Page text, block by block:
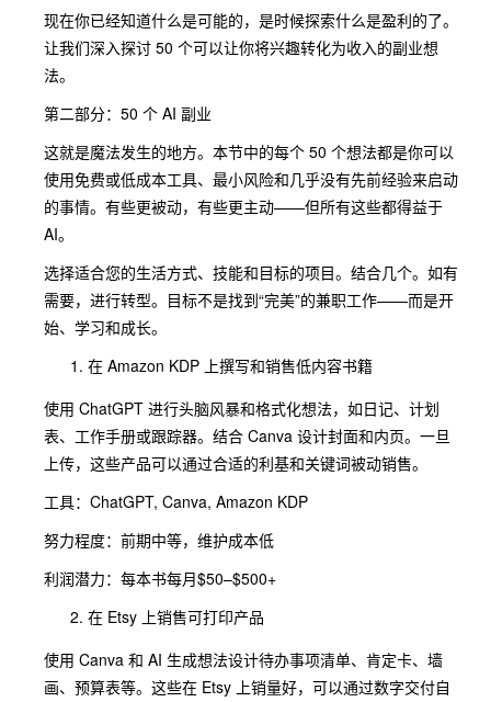
现在你已经知道什么是可能的，是时候探索什么是盈利的了。
让我们深入探讨 50 个可以让你将兴趣转化为收入的副业想
法。
第二部分：50 个 AI 副业
这就是魔法发生的地方。本节中的每个 50 个想法都是你可以
使用免费或低成本工具、最小风险和几乎没有先前经验来启动
的事情。有些更被动，有些更主动——但所有这些都得益于
AI。
选择适合您的生活方式、技能和目标的项目。结合几个。如有
需要，进行转型。目标不是找到“完美”的兼职工作——而是开
始、学习和成长。
在 Amazon KDP 上撰写和销售低内容书籍
使用 ChatGPT 进行头脑风暴和格式化想法，如日记、计划
表、工作手册或跟踪器。结合 Canva 设计封面和内页。一旦
上传，这些产品可以通过合适的利基和关键词被动销售。
工具：ChatGPT, Canva, Amazon KDP
努力程度：前期中等，维护成本低
利润潜力：每本书每月$50–$500+
在 Etsy 上销售可打印产品
使用 Canva 和 AI 生成想法设计待办事项清单、肯定卡、墙
画、预算表等。这些在 Etsy 上销量好，可以通过数字交付自